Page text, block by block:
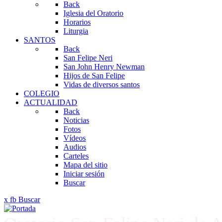
Back
Iglesia del Oratorio
Horarios
Liturgia
SANTOS
Back
San Felipe Neri
San John Henry Newman
Hijos de San Felipe
Vidas de diversos santos
COLEGIO
ACTUALIDAD
Back
Noticias
Fotos
Vídeos
Audios
Carteles
Mapa del sitio
Iniciar sesión
Buscar
x fb Buscar